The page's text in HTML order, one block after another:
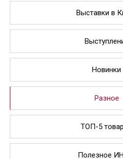
Выставки в
Новинки
Разное
ТОП-5
Полезное